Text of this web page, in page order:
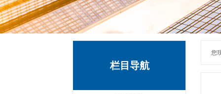
栏目导航
您